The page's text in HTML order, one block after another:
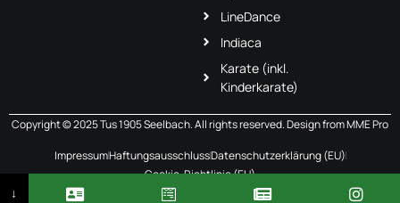
LineDance
Indiaca
Karate (inkl.
Kinderkarate)
Copyright © 2025 Tus 1905 Seelbach. All rights reserved. Design fromMME Pro
ImpressumHaftungsausschlussDatenschutzerklärung (EU)
Cookie-Richtlinie (EU)
↓